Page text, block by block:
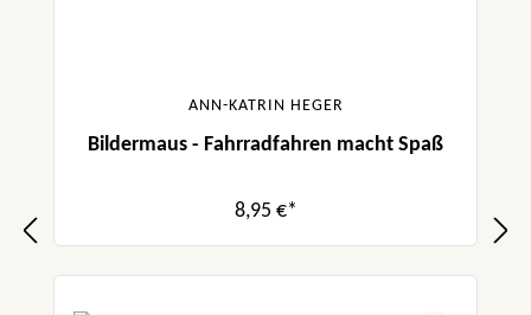
ANN-KATRIN HEGER
Bildermaus - Fahrradfahren macht Spaß
8,95 €*